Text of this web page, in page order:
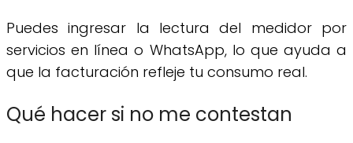
Puedes ingresar la lectura del medidor por
servicios en línea o WhatsApp, lo que ayuda a
que la facturación refleje tu consumo real.
Qué hacer si no me contestan